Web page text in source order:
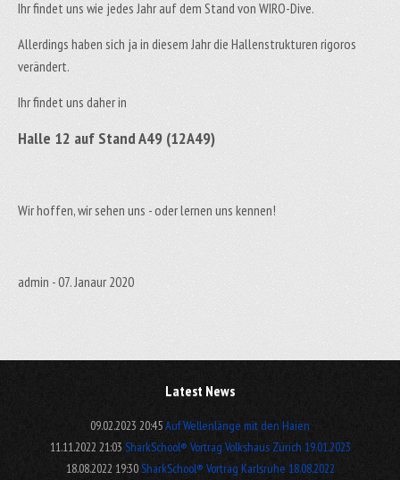
Ihr findet uns wie jedes Jahr auf dem Stand von WIRO-Dive.
Allerdings haben sich ja in diesem Jahr die Hallenstrukturen rigoros
verändert.
Ihr findet uns daher in
Halle 12 auf Stand A49 (12A49)
Wir hoffen, wir sehen uns - oder lernen uns kennen!
admin - 07. Janaur 2020
Latest News
09.02.2023 20:45Auf Wellenlänge mit den Haien
11.11.2022 21:03 SharkSchool® Vortrag Volkshaus Zürich 19.01.2023
18.08.2022 19:30 SharkSchool® Vortrag Karlsruhe 18.08.2022